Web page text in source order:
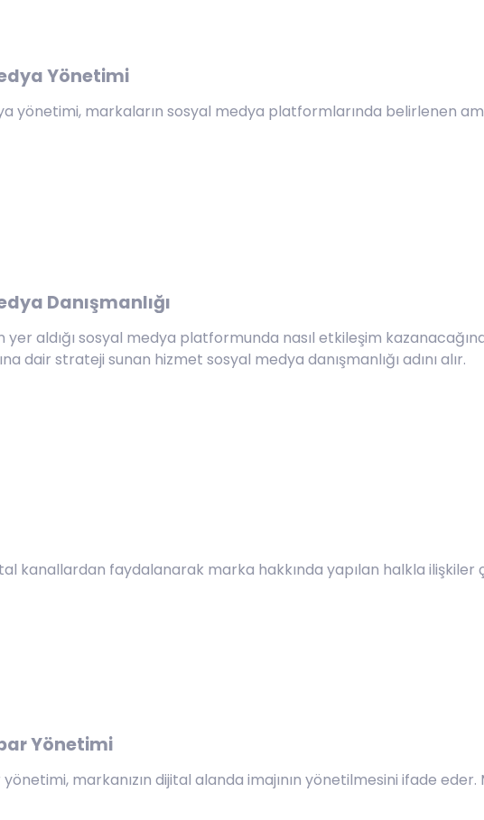
Yönetimi
yönetimi, markaların sosyal medya platformlarında belirlenen
Danışmanlığı
yer aldığı sosyal medya platformunda nasıl etkileşim
dair strateji sunan hizmet sosyal medya danışmanlığı adını alır.
kanallardan faydalanarak marka hakkında yapılan halkla ilişkiler
Yönetimi
markanızın dijital alanda imajının yönetilmesini ifade eder.